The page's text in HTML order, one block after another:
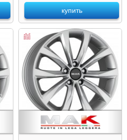
купить